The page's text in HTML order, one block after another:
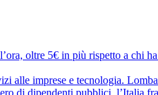
oltre 5€ in più rispetto a chi
alle imprese e tecnologia.